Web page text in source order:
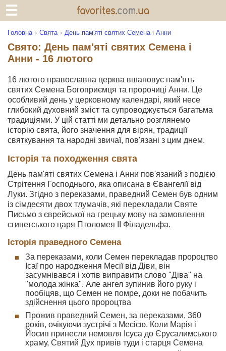
Головна Свята День пам'яті святих Семена і Анни
Свято: День пам'яті святих Семена і
Анни - 16 лютого
16 лютого православна церква вшановує пам'ять
святих Семена Богоприємця та пророчиці Анни. Це
особливий день у церковному календарі, який несе
глибокий духовний зміст та супроводжується багатьма
традиціями. У цій статті ми детально розглянемо
історію свята, його значення для вірян, традиції
святкування та народні звичаї, пов'язані з цим днем.
Історія та походження свята
День пам'яті святих Семена і Анни пов'язаний з подією
Стрітення Господнього, яка описана в Євангелії від
Луки. Згідно з переказами, праведний Семен був одним
із сімдесяти двох тлумачів, які перекладали Святе
Письмо з єврейської на грецьку мову на замовлення
єгипетського царя Птоломея II Філадельфа.
Історія праведного Семена
За переказами, коли Семен перекладав пророцтво
Ісаї про народження Месії від Діви, він
засумнівався і хотів виправити слово "Діва" на
"молода жінка". Але ангел зупинив його руку і
пообіцяв, що Семен не помре, доки не побачить
здійснення цього пророцтва
Прожив праведний Семен, за переказами, 360
років, очікуючи зустрічі з Месією. Коли Марія і
Йосип принесли немовля Ісуса до Єрусалимського
храму, Святий Дух привів туди і старця Семена